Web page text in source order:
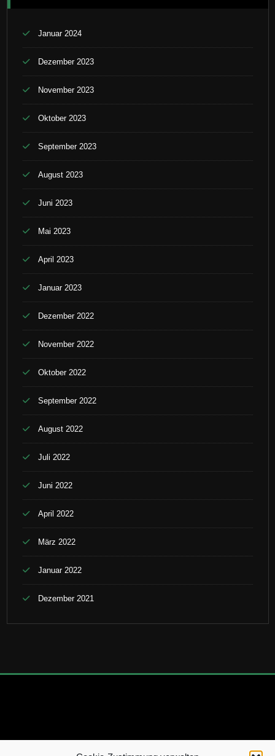
Januar 2024
Dezember 2023
November 2023
Oktober 2023
September 2023
August 2023
Juni 2023
Mai 2023
April 2023
Januar 2023
Dezember 2022
November 2022
Oktober 2022
September 2022
August 2022
Juli 2022
Juni 2022
April 2022
März 2022
Januar 2022
Dezember 2021